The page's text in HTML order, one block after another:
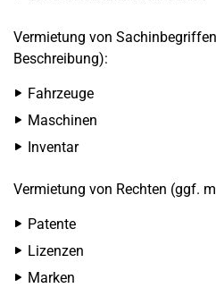
Vermietung von
Beschreibung):
Fahrzeuge
Maschinen
Inventar
Vermietung von Rechten (ggf.
Patente
Lizenzen
Marken